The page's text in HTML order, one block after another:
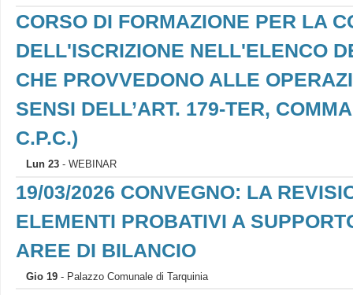
CORSO DI FORMAZIONE PER LA
DELL'ISCRIZIONE NELL'ELENCO
CHE PROVVEDONO ALLE
SENSI DELL’ART. 179-TER,
C.P.C.)
Lun 23- WEBINAR
19/03/2026 CONVEGNO: LA
ELEMENTI PROBATIVI A
AREE DI BILANCIO
Gio 19- Palazzo Comunale di Tarquinia